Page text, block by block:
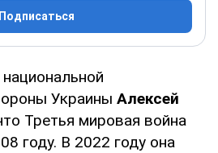
Подписаться
Украины Алексей
Третья мировая война
году. В 2022 году она